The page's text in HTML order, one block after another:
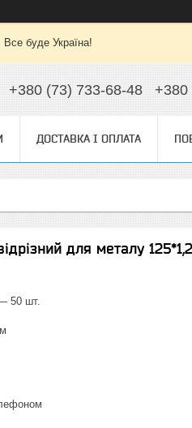
Все буде Україна!
+380 (73) 733-68-48 +380
ДОСТАВКА І ОПЛАТА
для металу
50 шт.